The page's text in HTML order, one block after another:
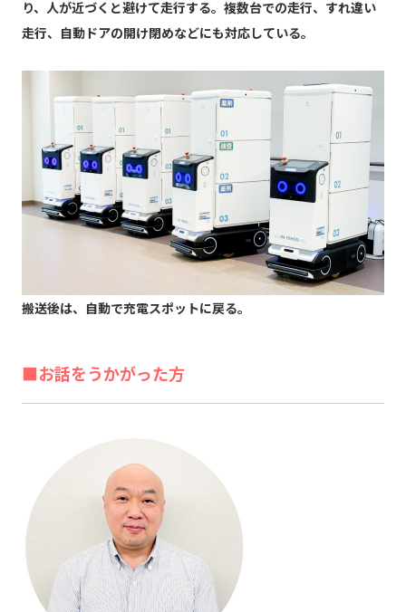
り、人が近づくと避けて走行する。複数台での走行、すれ違い
走行、自動ドアの開け閉めなどにも対応している。
搬送後は、自動で充電スポットに戻る。
■お話をうかがった方